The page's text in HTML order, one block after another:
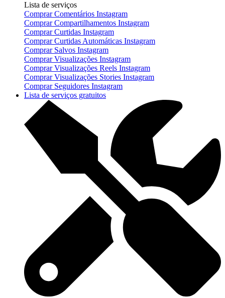
Lista de serviços
Comprar Comentários Instagram
Comprar Compartilhamentos Instagram
Comprar Curtidas Instagram
Comprar Curtidas Automáticas Instagram
Comprar Salvos Instagram
Comprar Visualizações Instagram
Comprar Visualizações Reels Instagram
Comprar Visualizações Stories Instagram
Comprar Seguidores Instagram
Lista de serviços gratuitos